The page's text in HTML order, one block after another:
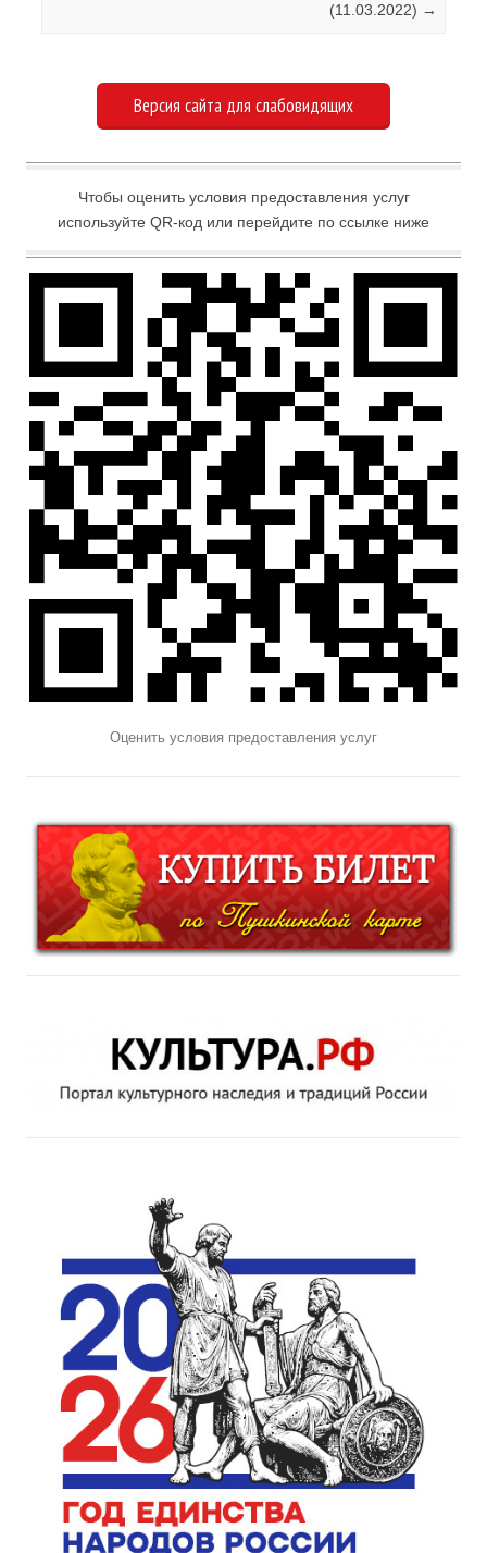
(11.03.2022) →
Версия сайта для слабовидящих
Чтобы оценить условия предоставления услуг
используйте QR-код или перейдите по ссылке ниже
Оценить условия предоставления услуг